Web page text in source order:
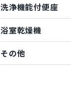
洗浄機能付便座
浴室乾燥機
その他